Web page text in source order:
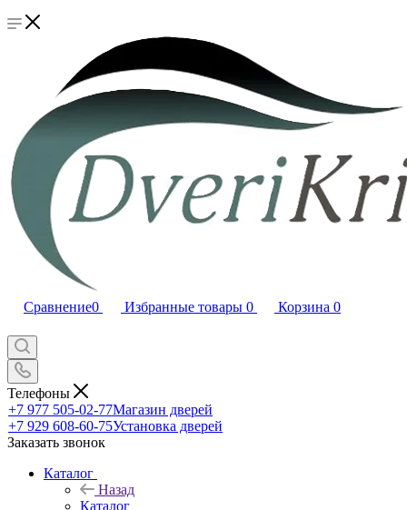
Сравнение0 Избранные товары 0 Корзина 0
Телефоны
+7 977 505-02-77Магазин дверей
+7 929 608-60-75Установка дверей
Заказать звонок
Каталог
Назад
Каталог